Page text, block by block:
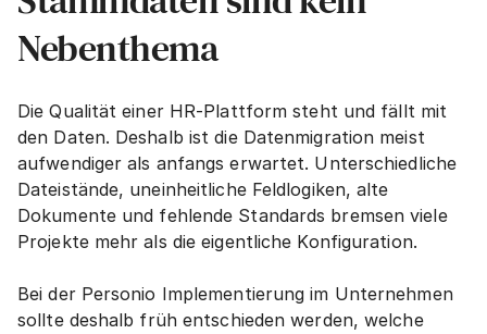
Nebenthema
Die Qualität einer HR-Plattform steht und fällt mit
den Daten. Deshalb ist die Datenmigration meist
aufwendiger als anfangs erwartet. Unterschiedliche
Dateistände, uneinheitliche Feldlogiken, alte
Dokumente und fehlende Standards bremsen viele
Projekte mehr als die eigentliche Konfiguration.
Bei der Personio Implementierung im Unternehmen
sollte deshalb früh entschieden werden, welche